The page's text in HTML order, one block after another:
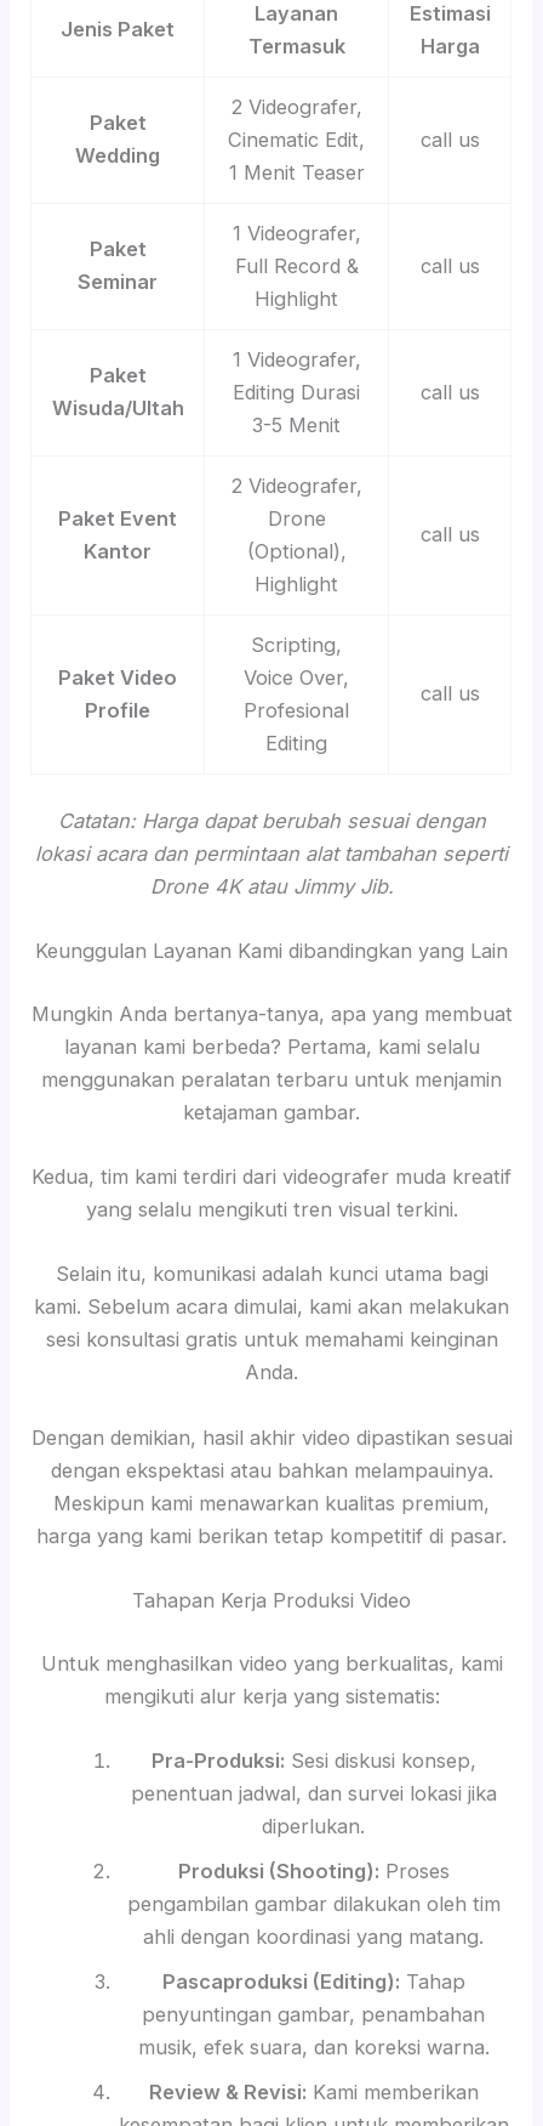
Jenis Paket
Layanan
Termasuk
Estimasi
Harga
Paket
Wedding
2 Videografer,
Cinematic Edit,
1 Menit Teaser
call us
Paket
Seminar
1 Videografer,
Full Record &
Highlight
call us
Paket
Wisuda/Ultah
1 Videografer,
Editing Durasi
3-5 Menit
call us
Paket Event
Kantor
2 Videografer,
Drone
(Optional),
Highlight
call us
Paket Video
Profile
Scripting,
Voice Over,
Profesional
Editing
call us
Catatan: Harga dapat berubah sesuai dengan
lokasi acara dan permintaan alat tambahan seperti
Drone 4K atau Jimmy Jib.
Keunggulan Layanan Kami dibandingkan yang Lain
Mungkin Anda bertanya-tanya, apa yang membuat
layanan kami berbeda? Pertama, kami selalu
menggunakan peralatan terbaru untuk menjamin
ketajaman gambar.
Kedua, tim kami terdiri dari videografer muda kreatif
yang selalu mengikuti tren visual terkini.
Selain itu, komunikasi adalah kunci utama bagi
kami. Sebelum acara dimulai, kami akan melakukan
sesi konsultasi gratis untuk memahami keinginan
Anda.
Dengan demikian, hasil akhir video dipastikan sesuai
dengan ekspektasi atau bahkan melampauinya.
Meskipun kami menawarkan kualitas premium,
harga yang kami berikan tetap kompetitif di pasar.
Tahapan Kerja Produksi Video
Untuk menghasilkan video yang berkualitas, kami
mengikuti alur kerja yang sistematis:
Pra-Produksi: Sesi diskusi konsep,
penentuan jadwal, dan survei lokasi jika
diperlukan.
Produksi (Shooting): Proses
pengambilan gambar dilakukan oleh tim
ahli dengan koordinasi yang matang.
Pascaproduksi (Editing): Tahap
penyuntingan gambar, penambahan
musik, efek suara, dan koreksi warna.
Review & Revisi: Kami memberikan